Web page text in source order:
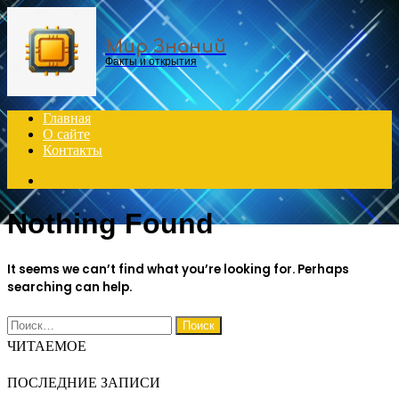
Menu
Мир Знаний
Факты и открытия
Главная
О сайте
Контакты
for
Nothing Found
It seems we can’t find what you’re looking for. Perhaps
searching can help.
Найти:
ЧИТАЕМОЕ
ПОСЛЕДНИЕ ЗАПИСИ